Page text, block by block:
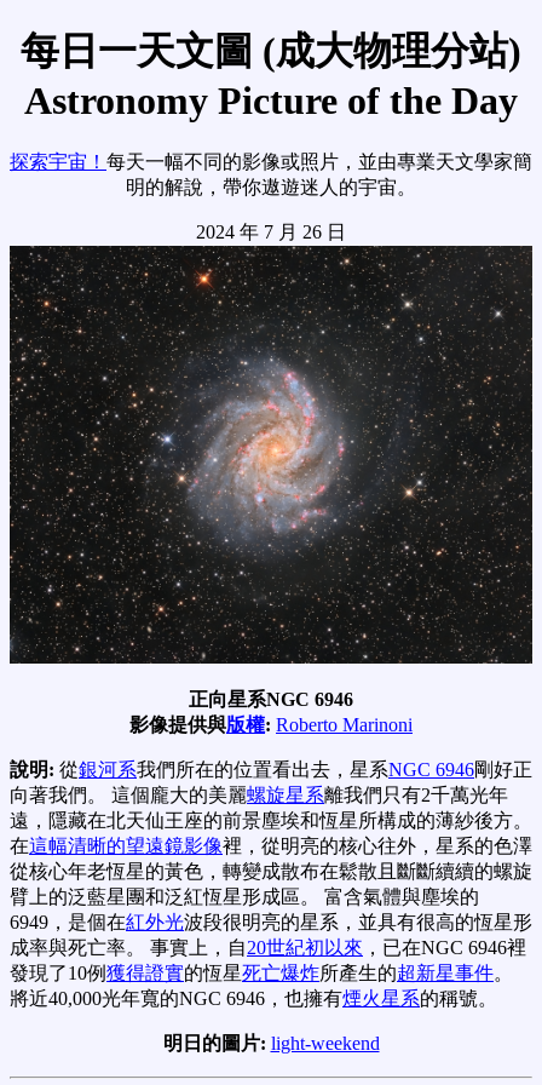
每日一天文圖 (成大物理分站)
Astronomy Picture of the Day
探索宇宙！ 每天一幅不同的影像或照片，並由專業天文學家簡
明的解說，帶你遨遊迷人的宇宙。
2024 年 7 月 26 日
正向星系NGC 6946
影像提供與版權: Roberto Marinoni
說明: 從銀河系我們所在的位置看出去，星系NGC 6946剛好正
向著我們。 這個龐大的美麗螺旋星系離我們只有2千萬光年
遠，隱藏在北天仙王座的前景塵埃和恆星所構成的薄紗後方。
在這幅清晰的望遠鏡影像裡，從明亮的核心往外，星系的色澤
從核心年老恆星的黃色，轉變成散布在鬆散且斷斷續續的螺旋
臂上的泛藍星團和泛紅恆星形成區。 富含氣體與塵埃的
6949，是個在紅外光波段很明亮的星系，並具有很高的恆星形
成率與死亡率。 事實上，自20世紀初以來 ，已在NGC 6946裡
發現了10例獲得證實的恆星死亡爆炸所產生的超新星事件。
將近40,000光年寬的NGC 6946，也擁有煙火星系的稱號。
明日的圖片: light-weekend